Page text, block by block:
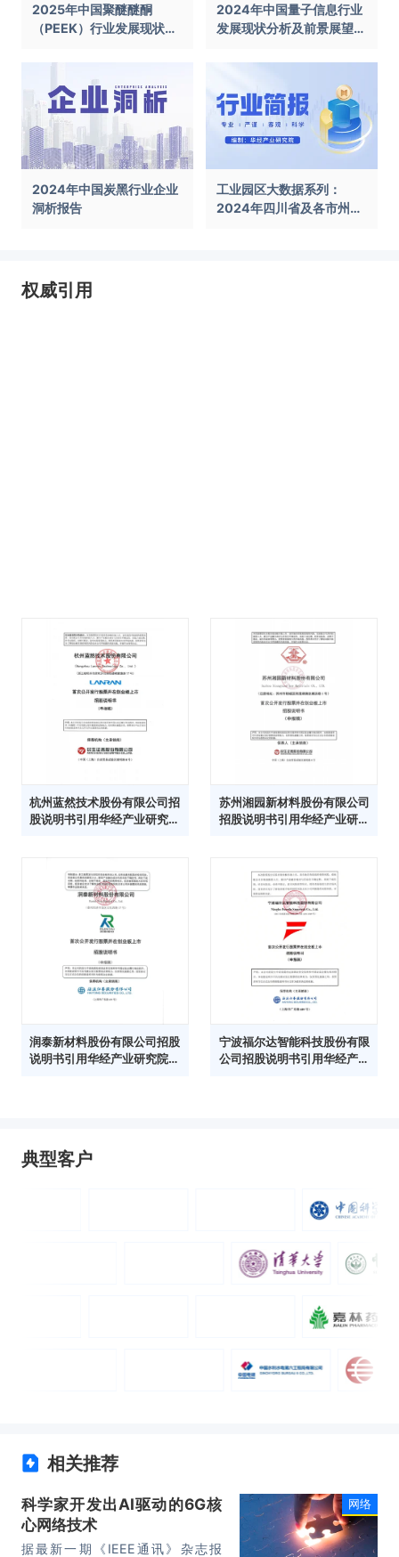
2025年中国聚醚醚酮
（PEEK）行业发展现状及
2024年中国量子信息行业
发展现状分析及前景展望报
2024年中国炭黑行业企业
洞析报告
工业园区大数据系列：
2024年四川省及各市州工
权威引用
杭州蓝然技术股份有限公司招
股说明书引用华经产业研究院
苏州湘园新材料股份有限公司
招股说明书引用华经产业研究
润泰新材料股份有限公司招股
说明书引用华经产业研究院数
宁波福尔达智能科技股份有限
公司招股说明书引用华经产业
典型客户
相关推荐
科学家开发出AI驱动的6G核
心网络技术
据最新一期《IEEE通讯》杂志报
网络